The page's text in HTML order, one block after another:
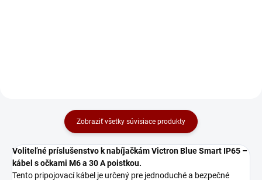
Zobraziť všetky súvisiace produkty
Voliteľné príslušenstvo k nabíjačkám Victron Blue Smart IP65 –
kábel s očkami M6 a 30 A poistkou.
Tento pripojovací kábel je určený pre jednoduché a bezpečné